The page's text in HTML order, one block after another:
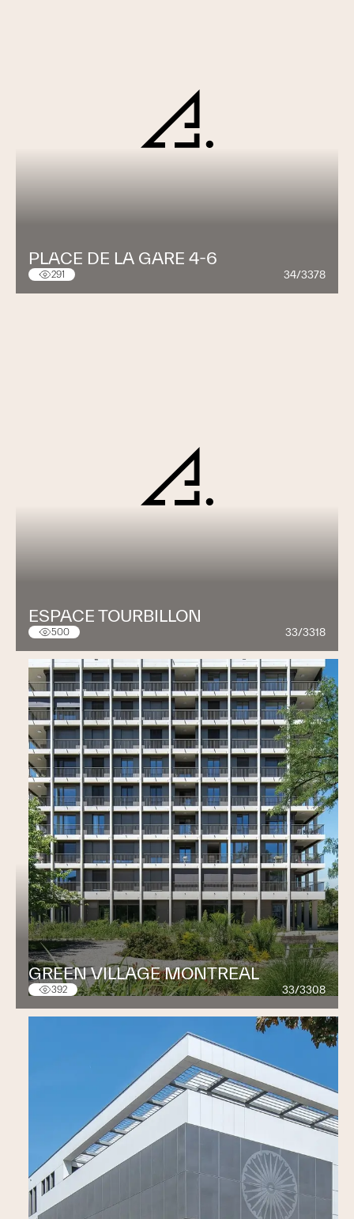
PLACE DE LA GARE 4-6
291 34/3378
ESPACE TOURBILLON
500 33/3318
GREEN VILLAGE MONTREAL
392 33/3308